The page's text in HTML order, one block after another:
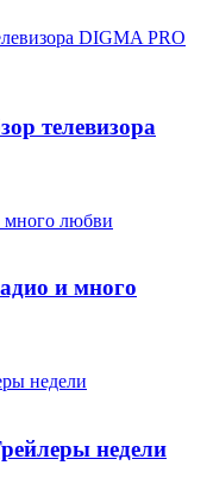
телевизора
и много
недели